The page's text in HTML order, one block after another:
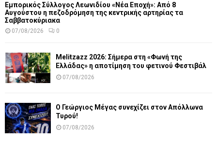
Εμπορικός Σύλλογος Λεωνιδίου «Νέα Εποχή»: Από 8
Αυγούστου η πεζοδρόμηση της κεντρικής αρτηρίας τα
Σαββατοκύριακα
07/08/2026 0
Melitzazz 2026: Σήμερα στη «Φωνή της
Ελλάδας» η αποτίμηση του φετινού Φεστιβάλ
07/08/2026
Ο Γεώργιος Μέγας συνεχίζει στον Απόλλωνα
Τυρού!
07/08/2026